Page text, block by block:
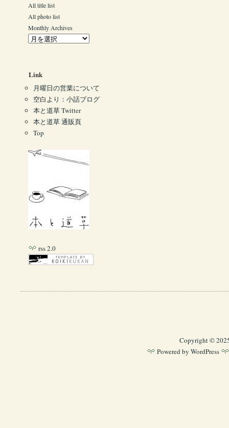
All title list
All photo list
Monthly Archives
Link
月曜日の営業について
空白より：小話ブログ
本と道草 Twitter
本と道草 通販頁
Top
rss 2.0
Copyright ©
Powered by WordPress